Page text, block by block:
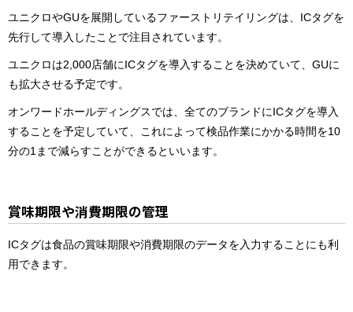
ユニクロやGUを展開しているファーストリテイリングは、ICタグを
先行して導入したことで注目されています。
ユニクロは2,000店舗にICタグを導入することを決めていて、GUに
も拡大させる予定です。
オンワードホールディングスでは、全てのブランドにICタグを導入
することを予定していて、これによって検品作業にかかる時間を10
分の1まで減らすことができるといいます。
賞味期限や消費期限の管理
ICタグは食品の賞味期限や消費期限のデータを入力することにも利
用できます。